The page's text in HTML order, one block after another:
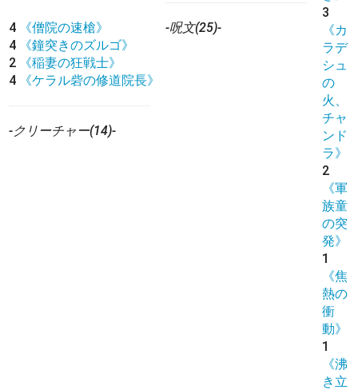
4
《僧院の速槍》
4
《鐘突きのズルゴ》
2
《稲妻の狂戦士》
4
《ケラル砦の修道院長》
-クリーチャー(14)-
-呪文(25)-
3
《カ
ラデ
シュ
の
火、
チャ
ンド
ラ》
2
《軍
族童
の突
発》
1
《焦
熱の
衝
動》
1
《沸
き立